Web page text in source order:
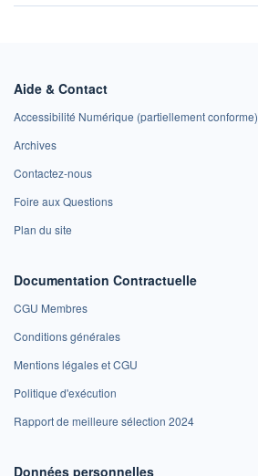
Aide & Contact
Accessibilité Numérique (partiellement conforme)
Archives
Contactez-nous
Foire aux Questions
Plan du site
Documentation Contractuelle
CGU Membres
Conditions générales
Mentions légales et CGU
Politique d'exécution
Rapport de meilleure sélection 2024
Données personnelles